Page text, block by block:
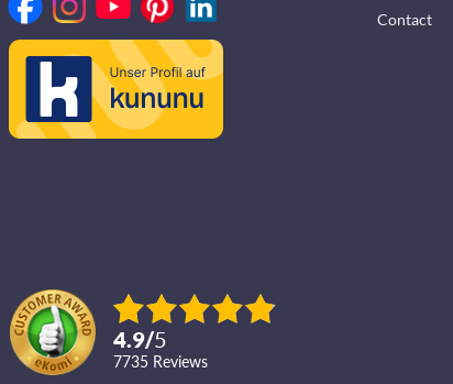
4.9/5
7735 reviews
Contact